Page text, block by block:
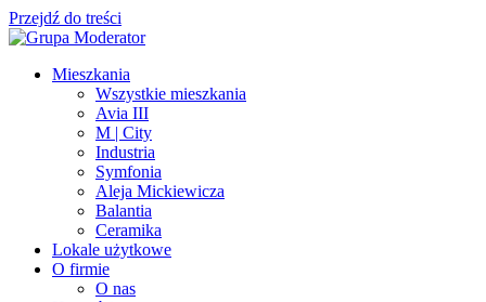
Przejdź do treści
Mieszkania
Wszystkie mieszkania
Avia III
M | City
Industria
Symfonia
Aleja Mickiewicza
Balantia
Ceramika
Lokale użytkowe
O firmie
O nas